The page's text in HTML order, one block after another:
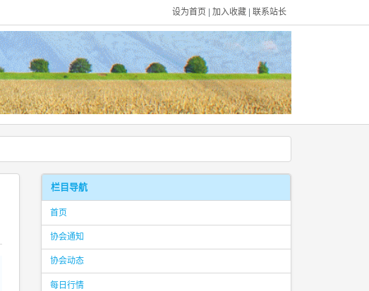
设为首页 加入收藏 联系站长
栏目导航
首页
协会通知
协会动态
每日行情